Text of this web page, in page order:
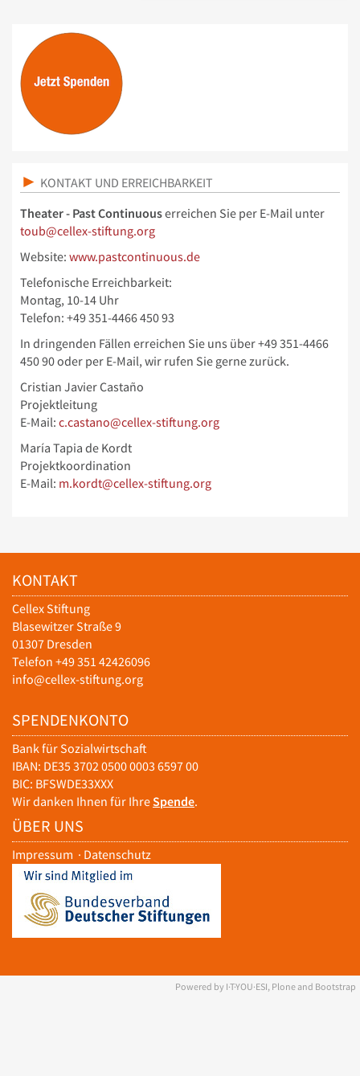
KONTAKT UND ERREICHBARKEIT
Theater - Past Continuouserreichen Sie per E-Mail unter
toub@cellex-stiftung.org
Website: www.pastcontinuous.de
Telefonische Erreichbarkeit:
Montag, 10-14 Uhr
Telefon: +49 351-4466 450 93
In dringenden Fällen erreichen Sie uns über+49 351-4466
450 90 oder per E-Mail, wir rufen Sie gerne zurück.
Cristian Javier Castaño
Projektleitung
E-Mail: c.castano@cellex-stiftung.org
María Tapia de Kordt
Projektkoordination
E-Mail: m.kordt@cellex-stiftung.org
KONTAKT
Cellex Stiftung
Blasewitzer Straße 9
01307 Dresden
Telefon +49 351 42426096
info@cellex-stiftung.org
SPENDENKONTO
Bank für Sozialwirtschaft
IBAN: DE35 3702 0500 0003 6597 00
BIC: BFSWDE33XXX
Wir danken Ihnen für IhreSpende.
ÜBER UNS
Impressum · Datenschutz
Powered by I·T·YOU·ESI, Plone and Bootstrap